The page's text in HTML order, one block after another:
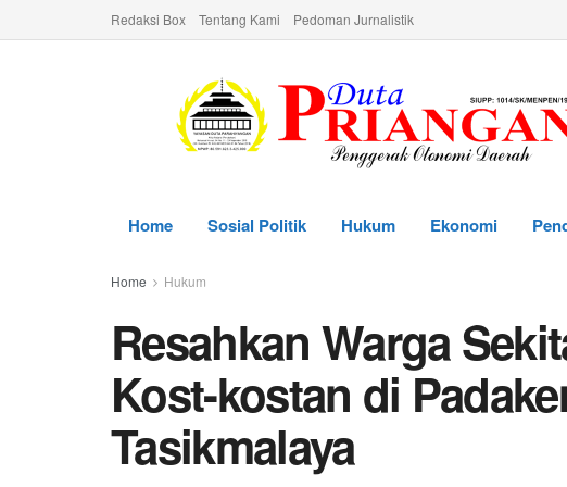
Redaksi Box Tentang Kami Pedoman Jurnalistik
Home Sosial Politik Hukum Ekonomi
Home Hukum
Resahkan Warga
Kost-kostan di
Tasikmalaya